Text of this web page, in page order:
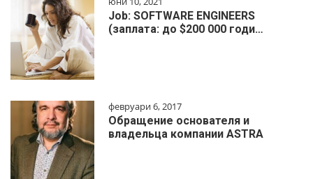
Job: SOFTWARE ENGINEERS
(заплата: до $200 000 годи…
февруари 6, 2017
Обращение основателя и
владельца компании ASTRA